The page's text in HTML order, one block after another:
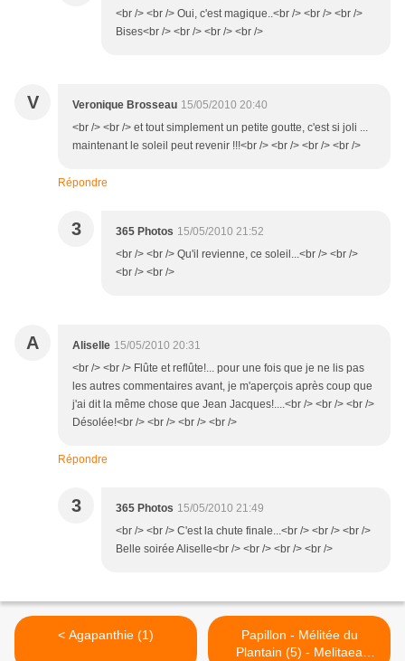
<br /> <br /> Oui, c'est magique..<br /> <br /> <br />
Bises<br /> <br /> <br /> <br />
V Veronique Brosseau 15/05/2010 20:40
<br /> <br /> et tout simplement un petite goutte, c'est si joli ...
maintenant le soleil peut revenir !!!<br /> <br /> <br /> <br />
Répondre
3 365 Photos 15/05/2010 21:52
<br /> <br /> Qu'il revienne, ce soleil...<br /> <br />
<br /> <br />
A Aliselle 15/05/2010 20:31
<br /> <br /> Flûte et reflûte!... pour une fois que je ne lis pas
les autres commentaires avant, je m'aperçois après coup que
j'ai dit la même chose que Jean Jacques!....<br /> <br /> <br />
Désolée!<br /> <br /> <br /> <br />
Répondre
3 365 Photos 15/05/2010 21:49
<br /> <br /> C'est la chute finale...<br /> <br /> <br />
Belle soirée Aliselle<br /> <br /> <br /> <br />
< Agapanthie (1)
Papillon - Mélitée du
Plantain (5) - Melitaea